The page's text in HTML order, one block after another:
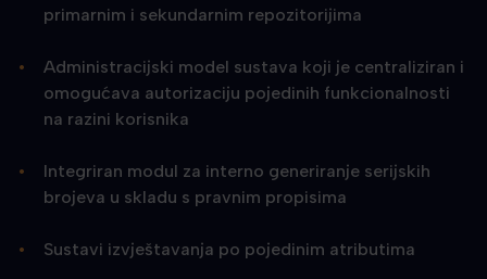
primarnim i sekundarnim repozitorijima
Administracijski model sustava koji je centraliziran i
omogućava autorizaciju pojedinih funkcionalnosti
na razini korisnika
Integriran modul za interno generiranje serijskih
brojeva u skladu s pravnim propisima
Sustavi izvještavanja po pojedinim atributima